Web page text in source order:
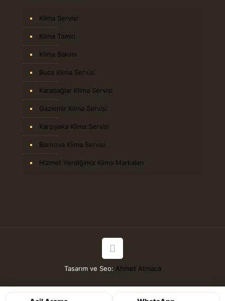
Klima Servisi
Klima Tamiri
Klima Bakımı
Buca Klima Servisi
Karabağlar Klima Servisi
Gaziemir Klima Servisi
Karşıyaka Klima Servisi
Bornova Klima Servisi
Hizmet Verdiğimiz Klima Markaları
Tasarım ve Seo: Ahmet Atmaca